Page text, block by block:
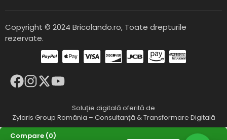
Copyright © 2024 Bricolando.ro, Toate drepturile
rezervate.
Soluție digitală oferită de
Zylaris Group România – Consultanță & Transformare Digitală
Compare (0)